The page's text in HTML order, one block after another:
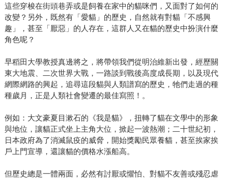
這些穿梭在街頭巷弄或是飼養在家中的貓咪們，又面對了如何的
改變？另外，既然有「愛貓」的歷史，自然就有對貓「不感興
趣」，甚至「厭惡」的人存在，這群人又在貓的歷史中扮演什麼
角色呢？
早稻田大學教授真邊將之，將帶領我們從明治維新出發，經歷關
東大地震、二次世界大戰，一路談到戰後高度成長期，以及現代
網際網路的興起，追尋這段貓與人類譜寫的歷史，牠們走過的種
種歲月，正是人類社會變遷的最佳寫照！。
例如：大文豪夏目漱石的《我是貓》，扭轉了貓在文學中的形象
與地位，讓貓正式坐上主角大位，掀起一波熱潮；二十世紀初，
日本政府為了消滅鼠疫的威脅，開始獎勵民眾養貓，甚至挨家挨
戶上門宣導，還讓貓的價格水漲船高。
但歷史總是一體兩面，必然有討厭或懼怕、對貓不友善或殘忍虐